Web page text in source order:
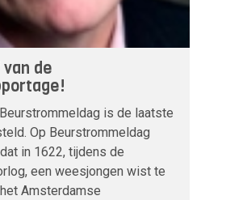
de
is de laatste
Op Beurstrommeldag
in 1622, tijdens de
een weesjongen wist te
Amsterdamse